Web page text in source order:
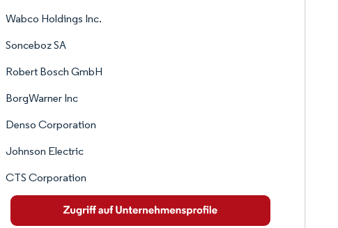
Wabco Holdings Inc.
Sonceboz SA
Robert Bosch GmbH
BorgWarner Inc
Denso Corporation
Johnson Electric
CTS Corporation